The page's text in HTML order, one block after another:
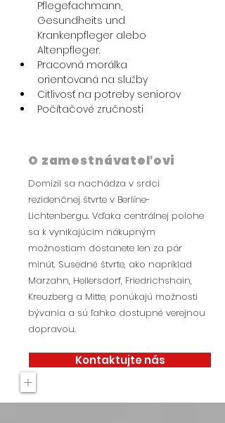
Pflegefachmann,
Gesundheits und
Krankenpfleger alebo
Altenpfleger.
Pracovná morálka
orientovaná na služby
Citlivosť na potreby seniorov
Počítačové zručnosti
O zamestnávateľovi
Domizil sa nachádza v srdci
rezidenčnej štvrte v Berlíne-
Lichtenbergu. Vďaka centrálnej polohe
sa k vynikajúcim nákupným
možnostiam dostanete len za pár
minút. Susedné štvrte, ako napríklad
Marzahn, Hellersdorf, Friedrichshain,
Kreuzberg a Mitte, ponúkajú možnosti
bývania a sú ľahko dostupné verejnou
dopravou.
Kontaktujte nás
+